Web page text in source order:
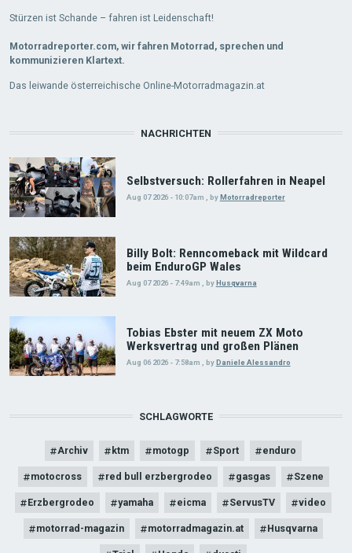
Stürzen ist Schande – fahren ist Leidenschaft!
Motorradreporter.com, wir fahren Motorrad, sprechen und
kommunizieren Klartext.
Das leiwande österreichische Online-Motorradmagazin.at
NACHRICHTEN
Selbstversuch: Rollerfahren in Neapel
Aug 07 2026 - 10:07am byMotorradreporter
Billy Bolt: Renncomeback mit Wildcard
beim EnduroGP Wales
Aug 07 2026 - 7:49am byHusqvarna
Tobias Ebster mit neuem ZX Moto
Werksvertrag und großen Plänen
Aug 06 2026 - 7:58am byDaniele Alessandro
SCHLAGWORTE
Archiv ktm motogp Sport enduro
motocross red bull erzbergrodeo gasgas Szene
Erzbergrodeo yamaha eicma ServusTV video
motorrad-magazin motorradmagazin.at Husqvarna